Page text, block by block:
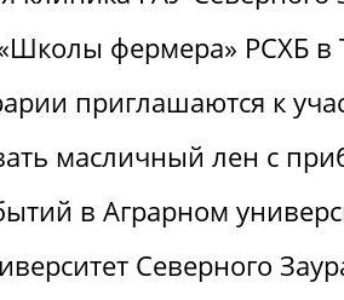
фермера» РСХБ
приглашаются к
масличный лен с
в Аграрном
Северного